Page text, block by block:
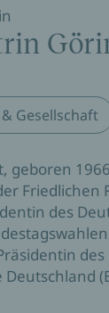
Gesellschaft
geboren
des